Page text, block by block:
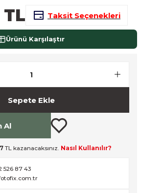
Taksit Seçenekleri
Ürünü Karşılaştır
Sepete Ekle
Al
TL kazanacaksınız. Nasıl Kullanılır?
526 87 43